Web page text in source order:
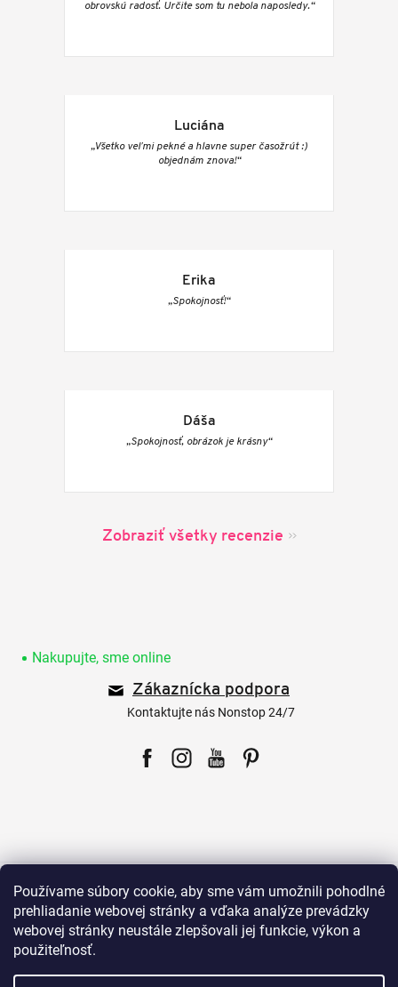
Používame súbory cookie, aby sme vám umožnili pohodlné
prehliadanie webovej stránky a vďaka analýze prevádzky
webovej stránky neustále zlepšovali jej funkcie, výkon a
použiteľnosť.
obrovskú radosť. Určite som tu nebola naposledy.“
Luciána
„Všetko veľmi pekné a hlavne super časožrút :)
objednám znova!“
Erika
„Spokojnosť!“
Dáša
„Spokojnosť, obrázok je krásny“
Zobraziť všetky recenzie
Nakupujte, sme online
Zákaznícka podpora
Kontaktujte nás Nonstop 24/7
Pre zákazníkov